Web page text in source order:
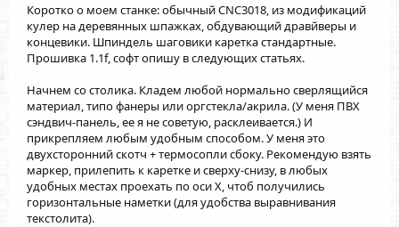
Коротко о моем станке: обычный CNC3018, из модификаций
кулер на деревянных шпажках, обдувающий дравйверы и
концевики. Шпиндель шаговики каретка стандартные.
Прошивка 1.1f, софт опишу в следующих статьях.
Начнем со столика. Кладем любой нормально сверлящийся
материал, типо фанеры или оргстекла/акрила. (У меня ПВХ
сэндвич-панель, ее я не советую, расклеивается.) И
прикрепляем любым удобным способом. У меня это
двухсторонний скотч + термосопли сбоку. Рекомендую взять
маркер, прилепить к каретке и сверху-снизу, в любых
удобных местах проехать по оси Х, чтоб получились
горизонтальные наметки (для удобства выравнивания
текстолита).